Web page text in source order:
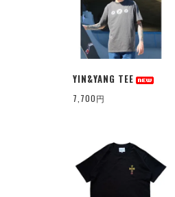
YIN&YANG TEE
7,700円